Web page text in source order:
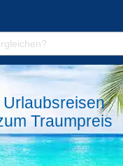
Urlaubsreisen
Traumpreis